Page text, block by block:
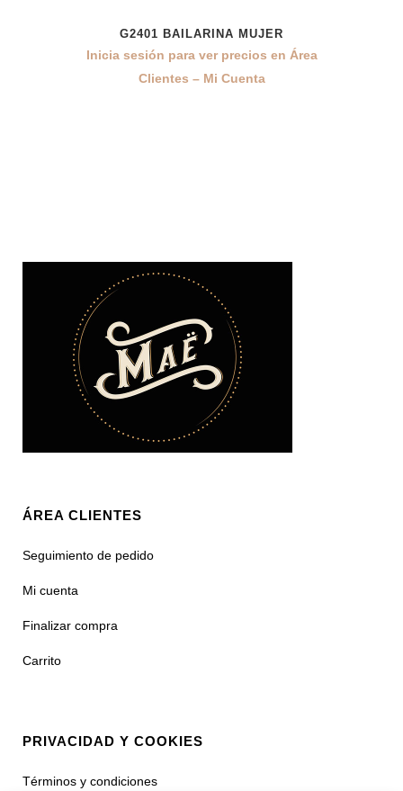
G2401 BAILARINA MUJER
Inicia sesión para ver precios en Área
Clientes – Mi Cuenta
ÁREA CLIENTES
Seguimiento de pedido
Mi cuenta
Finalizar compra
Carrito
PRIVACIDAD Y COOKIES
Términos y condiciones